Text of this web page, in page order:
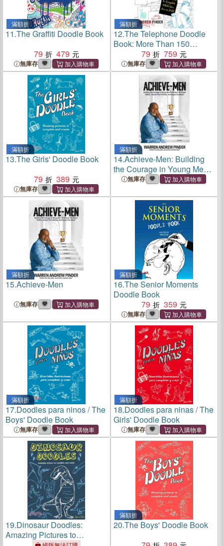
滿額折
11.The Graffiti Doodle Book
79
479
無庫存
滿額折
12.The Telephone Doodle
Book: More Than 150
Doodles to Complete While
You Are on Hold
79 759
無庫存
滿額折
13.The Girls' Doodle Book
79
389
無庫存
滿額折
14.Achieve-Men: Building
the Courage in Young Men
to Unleash the Power
Dreams, and Impact the
無庫存
滿額折
15.Achieve-Men
無庫存
滿額折
16.The Senior Moments
Doodle Book
79
359
無庫存
滿額折
17.Doodles para ninos / The
Boys' Doodle Book
無庫存
滿額折
18.Doodles para ninas / The
Girls' Doodle Book
無庫存
19.Dinosaur Doodles:
Amazing Pictures to
滿額折
20.The Boys' Doodle Book